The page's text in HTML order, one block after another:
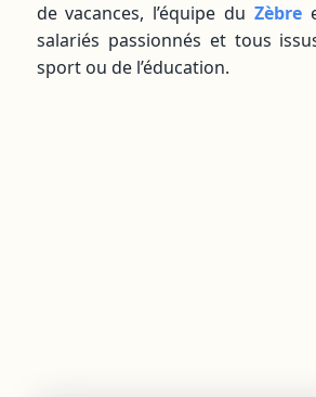
de vacances, l’équipe du Zèbre
salariés passionnés et tous
sport ou de l’éducation.